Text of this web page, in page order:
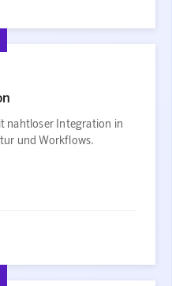
nahtloser Integration in
und Workflows.